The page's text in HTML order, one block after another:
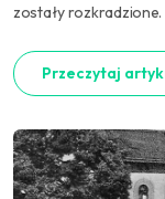
zostały rozkradzione.
Przeczytaj